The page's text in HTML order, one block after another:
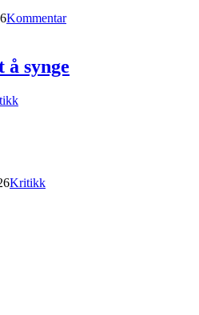
Kommentar
synge
Kritikk